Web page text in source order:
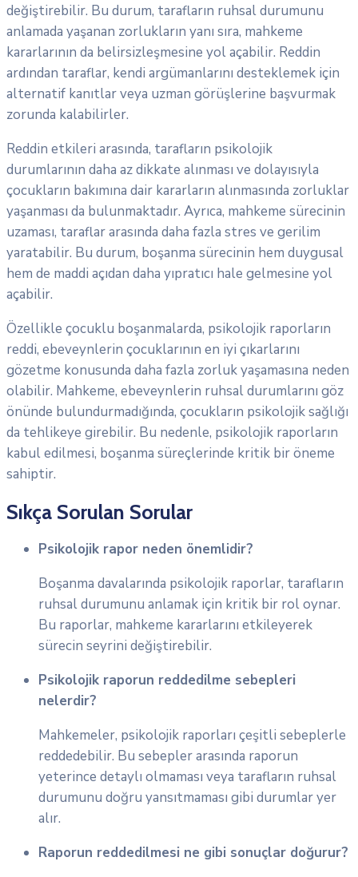
değiştirebilir. Bu durum, tarafların ruhsal durumunu
anlamada yaşanan zorlukların yanı sıra, mahkeme
kararlarının da belirsizleşmesine yol açabilir. Reddin
ardından taraflar, kendi argümanlarını desteklemek için
alternatif kanıtlar veya uzman görüşlerine başvurmak
zorunda kalabilirler.
Reddin etkileri arasında, tarafların psikolojik
durumlarının daha az dikkate alınması ve dolayısıyla
çocukların bakımına dair kararların alınmasında zorluklar
yaşanması da bulunmaktadır. Ayrıca, mahkeme sürecinin
uzaması, taraflar arasında daha fazla stres ve gerilim
yaratabilir. Bu durum, boşanma sürecinin hem duygusal
hem de maddi açıdan daha yıpratıcı hale gelmesine yol
açabilir.
Özellikle çocuklu boşanmalarda, psikolojik raporların
reddi, ebeveynlerin çocuklarının en iyi çıkarlarını
gözetme konusunda daha fazla zorluk yaşamasına neden
olabilir. Mahkeme, ebeveynlerin ruhsal durumlarını göz
önünde bulundurmadığında, çocukların psikolojik sağlığı
da tehlikeye girebilir. Bu nedenle, psikolojik raporların
kabul edilmesi, boşanma süreçlerinde kritik bir öneme
sahiptir.
Sıkça Sorulan Sorular
Psikolojik rapor neden önemlidir?
Boşanma davalarında psikolojik raporlar, tarafların
ruhsal durumunu anlamak için kritik bir rol oynar.
Bu raporlar, mahkeme kararlarını etkileyerek
sürecin seyrini değiştirebilir.
Psikolojik raporun reddedilme sebepleri
nelerdir?
Mahkemeler, psikolojik raporları çeşitli sebeplerle
reddedebilir. Bu sebepler arasında raporun
yeterince detaylı olmaması veya tarafların ruhsal
durumunu doğru yansıtmaması gibi durumlar yer
alır.
Raporun reddedilmesi ne gibi sonuçlar doğurur?